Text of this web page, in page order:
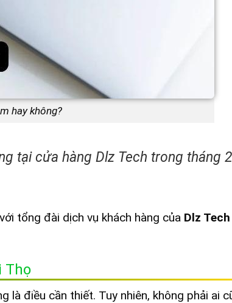
hay không?
tại cửa hàng Dlz Tech trong tháng 2
tổng đài dịch vụ khách hàng của Dlz Tech
Thọ
là điều cần thiết. Tuy nhiên, không phải ai